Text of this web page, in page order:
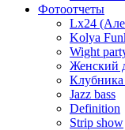
Фотоотчеты
Lx24
Kolya
Wight
Женский
Клубника
Jazz bass
Definition
Strip show